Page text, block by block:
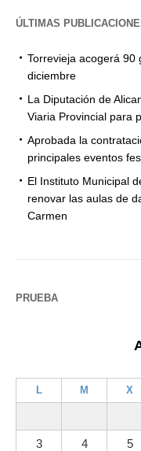
ÚLTIMAS
Torrevieja acogerá 90
diciembre
La Diputación de
Viaria Provincial para
Aprobada la
principales eventos
El Instituto Municipal
renovar las aulas de
Carmen
PRUEBA
L M X
3 4 5